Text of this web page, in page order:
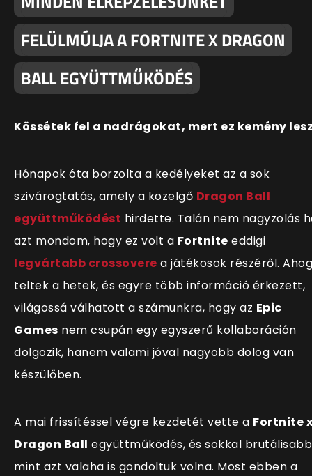
FELÜLMÚLJA A FORTNITE X DRAGON
BALL EGYÜTTMŰKÖDÉS
Kössétek fel a nadrágokat, mert ez kemény
Hónapok óta borzolta a kedélyeket az a sok
szivárogtatás, amely a közelgő Dragon Ball
együttműködést hirdette. Talán nem nagyzolás
azt mondom, hogy ez volt a Fortnite eddigi
legvártabb crossovere a játékosok részéről.
teltek a hetek, és egyre több információ érkezett,
világossá válhatott a számunkra, hogy az Epic
Games nem csupán egy egyszerű kollaboráción
dolgozik, hanem valami jóval nagyobb dolog van
készülőben.
A mai frissítéssel végre kezdetét vette a Fortnite x
Dragon Ball együttműködés, és sokkal brutálisabb
mint azt valaha is gondoltuk volna. Most ebben a